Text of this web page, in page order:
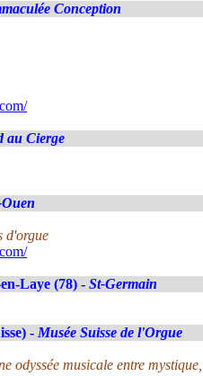
Conception
au Cierge
d'orgue
Laye (78) - St-Germain
- Musée Suisse de l'Orgue
odyssée musicale entre